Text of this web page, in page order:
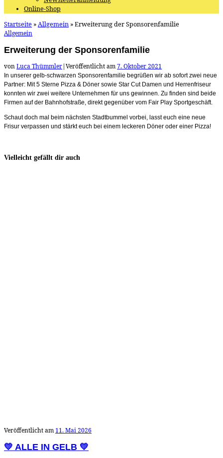
Online-Shop
Startseite »Allgemein »Erweiterung der Sponsorenfamilie
Allgemein
Erweiterung der Sponsorenfamilie
vonLuca Thümmler|Veröffentlicht am7. Oktober 2021
In unserer gelb-schwarzen Sponsorenfamilie begrüßen wir ab sofort zwei neue
Partner: Mit 5 Sterne Pizza & Döner sowie Star Cut Damen und Herrenfriseur
konnten wir zwei weitere Unternehmen für uns gewinnen. Zu finden sind beide
Firmen auf der Bahnhofstraße, direkt gegenüber vom Fair Play Sportgeschäft.
Schaut doch mal beim nächsten Stadtbummel vorbei, lasst euch eine neue
Frisur verpassen und stärkt euch bei einem leckeren Döner oder einer Pizza!
Vielleicht gefällt dir auch
Veröffentlicht am 11. Mai 2026
💛 ALLE IN GELB 💛